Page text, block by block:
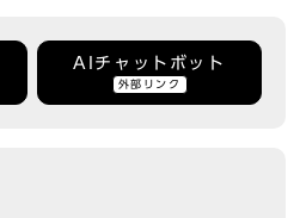
AIチャットボット
外部リンク